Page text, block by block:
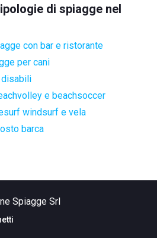
di spiagge nel
con bar e ristorante
per cani
e beachsoccer
windsurf e vela
barca
Spiagge Srl